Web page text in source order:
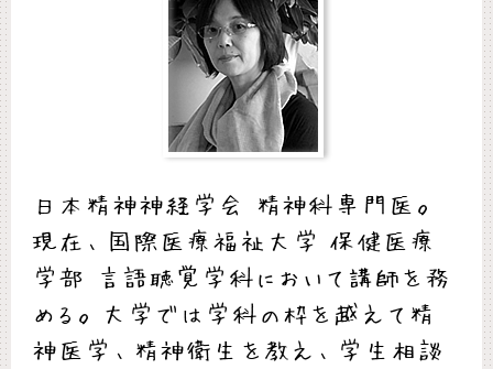
日本精神神経学会 精神科専門医。
現在、国際医療福祉大学 保健医療
学部 言語聴覚学科において講師を務
める。大学では学科の枠を越えて精
神医学、精神衛生を教え、学生相談